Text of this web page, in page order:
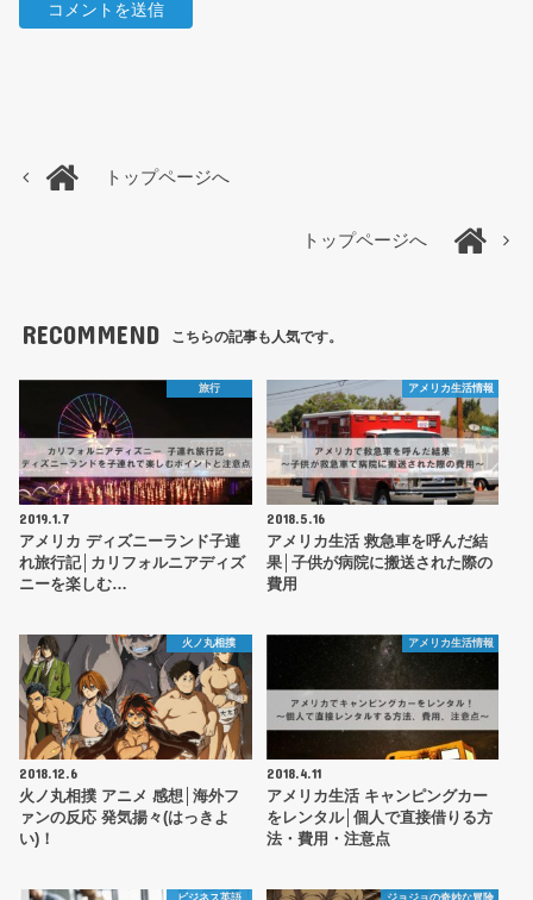
トップページへ
トップページへ
RECOMMEND こちらの記事も人気です。
旅行
2019.1.7
アメリカ ディズニーランド子連
れ旅行記│カリフォルニアディズ
ニーを楽しむ…
アメリカ生活情報
2018.5.16
アメリカ生活 救急車を呼んだ結
果│子供が病院に搬送された際の
費用
火ノ丸相撲
2018.12.6
火ノ丸相撲 アニメ 感想│海外フ
ァンの反応 発気揚々(はっきよ
い)！
アメリカ生活情報
2018.4.11
アメリカ生活 キャンピングカー
をレンタル│個人で直接借りる方
法・費用・注意点